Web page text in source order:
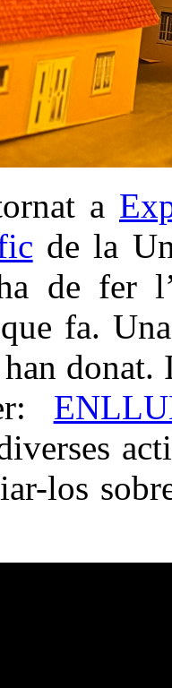
a
de la
de fer
fa.
donat.
los